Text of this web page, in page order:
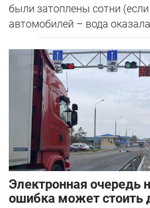
были затоплены сотни
автомобилей – вода
Электронная очередь
ошибка может стоить